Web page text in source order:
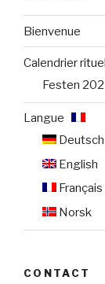
Bienvenue
Calendrier rituel
Festen
Langue :
Deutsch
English
Français
Norsk
CONTACT